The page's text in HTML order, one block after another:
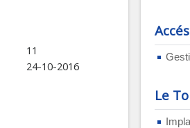
Le
11
24-10-2016